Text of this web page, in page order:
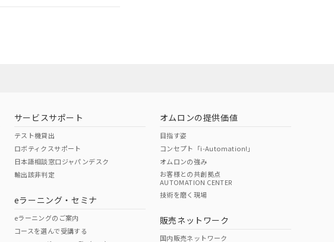
O O
規格認証/適合状況ページへ
ページからご検索ください
サービスサポート
テスト機貸出
ロボティクスサポート
日本語相談窓口ジャパンデスク
輸出該非判定
eラーニング・セミナ
eラーニングのご案内
コースを選んで受講する
オムロンの提供価値
目指す姿
コンセプト「i-Automation!」
オムロンの強み
お客様との共創拠点
AUTOMATION CENTER
技術を磨く現場
販売ネットワーク
国内販売ネットワーク